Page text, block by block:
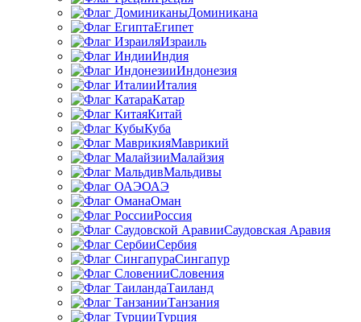
Доминикана
Египет
Израиль
Индия
Индонезия
Италия
Катар
Китай
Куба
Маврикий
Малайзия
Мальдивы
ОАЭ
Оман
Россия
Саудовская Аравия
Сербия
Сингапур
Словения
Таиланд
Танзания
Турция